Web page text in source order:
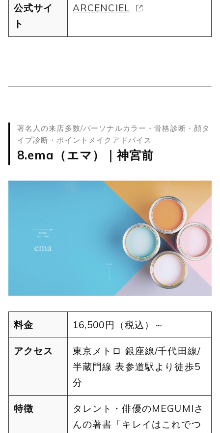
公式サイ
ト
ARCENCIEL
著名人の来店多数/パーソナルカラー・骨格診断・顔タ
イプ診断・ポイントメイクアドバイス
8.ema（エマ）｜神宮前
料金 16,500円（税込）～
アクセス
東京メトロ 銀座線/千代田線/
半蔵門線 表参道駅より徒歩5
分
特徴
タレント・俳優のMEGUMIさ
んの著書「キレイはこれでつ